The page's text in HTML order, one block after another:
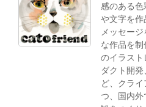
感のある
や文字を作
メッセー
な作品を
のイラスト
ダクト開
ど、クラ
つ、国内外